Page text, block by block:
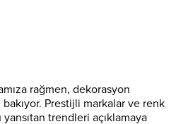
rağmen, dekorasyon
Prestijli markalar ve renk
trendleri açıklamaya